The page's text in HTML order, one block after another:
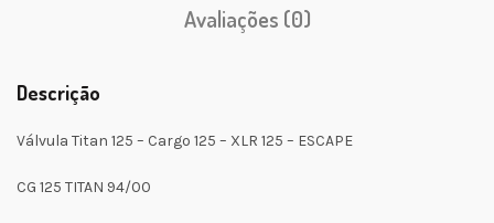
Avaliações (0)
Descrição
Válvula Titan 125 – Cargo 125 – XLR 125 – ESCAPE
CG 125 TITAN 94/00